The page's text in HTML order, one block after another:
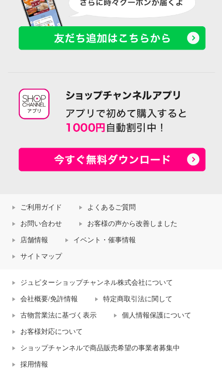
ご利用ガイド よくあるご質問
お問い合わせ お客様の声から改善しました
店舗情報 イベント・催事情報
サイトマップ
ジュピターショップチャンネル株式会社について
会社概要/免許情報 特定商取引法に関して
古物営業法に基づく表示 個人情報保護について
お客様対応について
ショップチャンネルで商品販売希望の事業者募集中
採用情報